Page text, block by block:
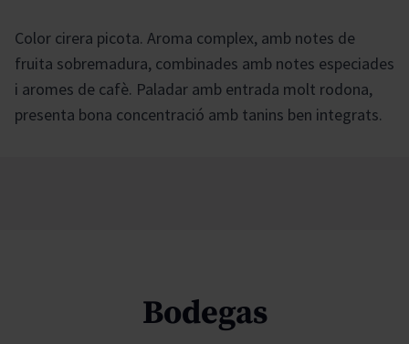
Color cirera picota. Aroma complex, amb notes de
fruita sobremadura, combinades amb notes especiades
i aromes de cafè. Paladar amb entrada molt rodona,
presenta bona concentració amb tanins ben integrats.
Bodegas